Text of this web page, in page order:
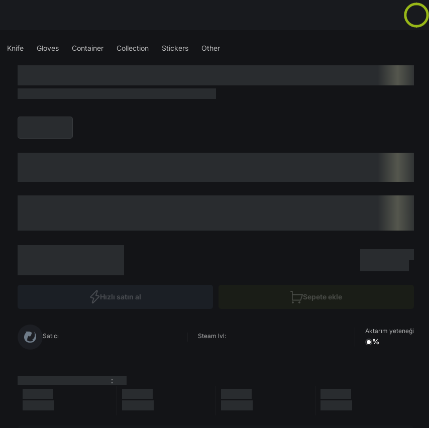
Knife Gloves Container Collection Stickers Other
Hızlı satın al Sepete ekle
Satıcı Steam lvl:
Aktarım yeteneği
%
: